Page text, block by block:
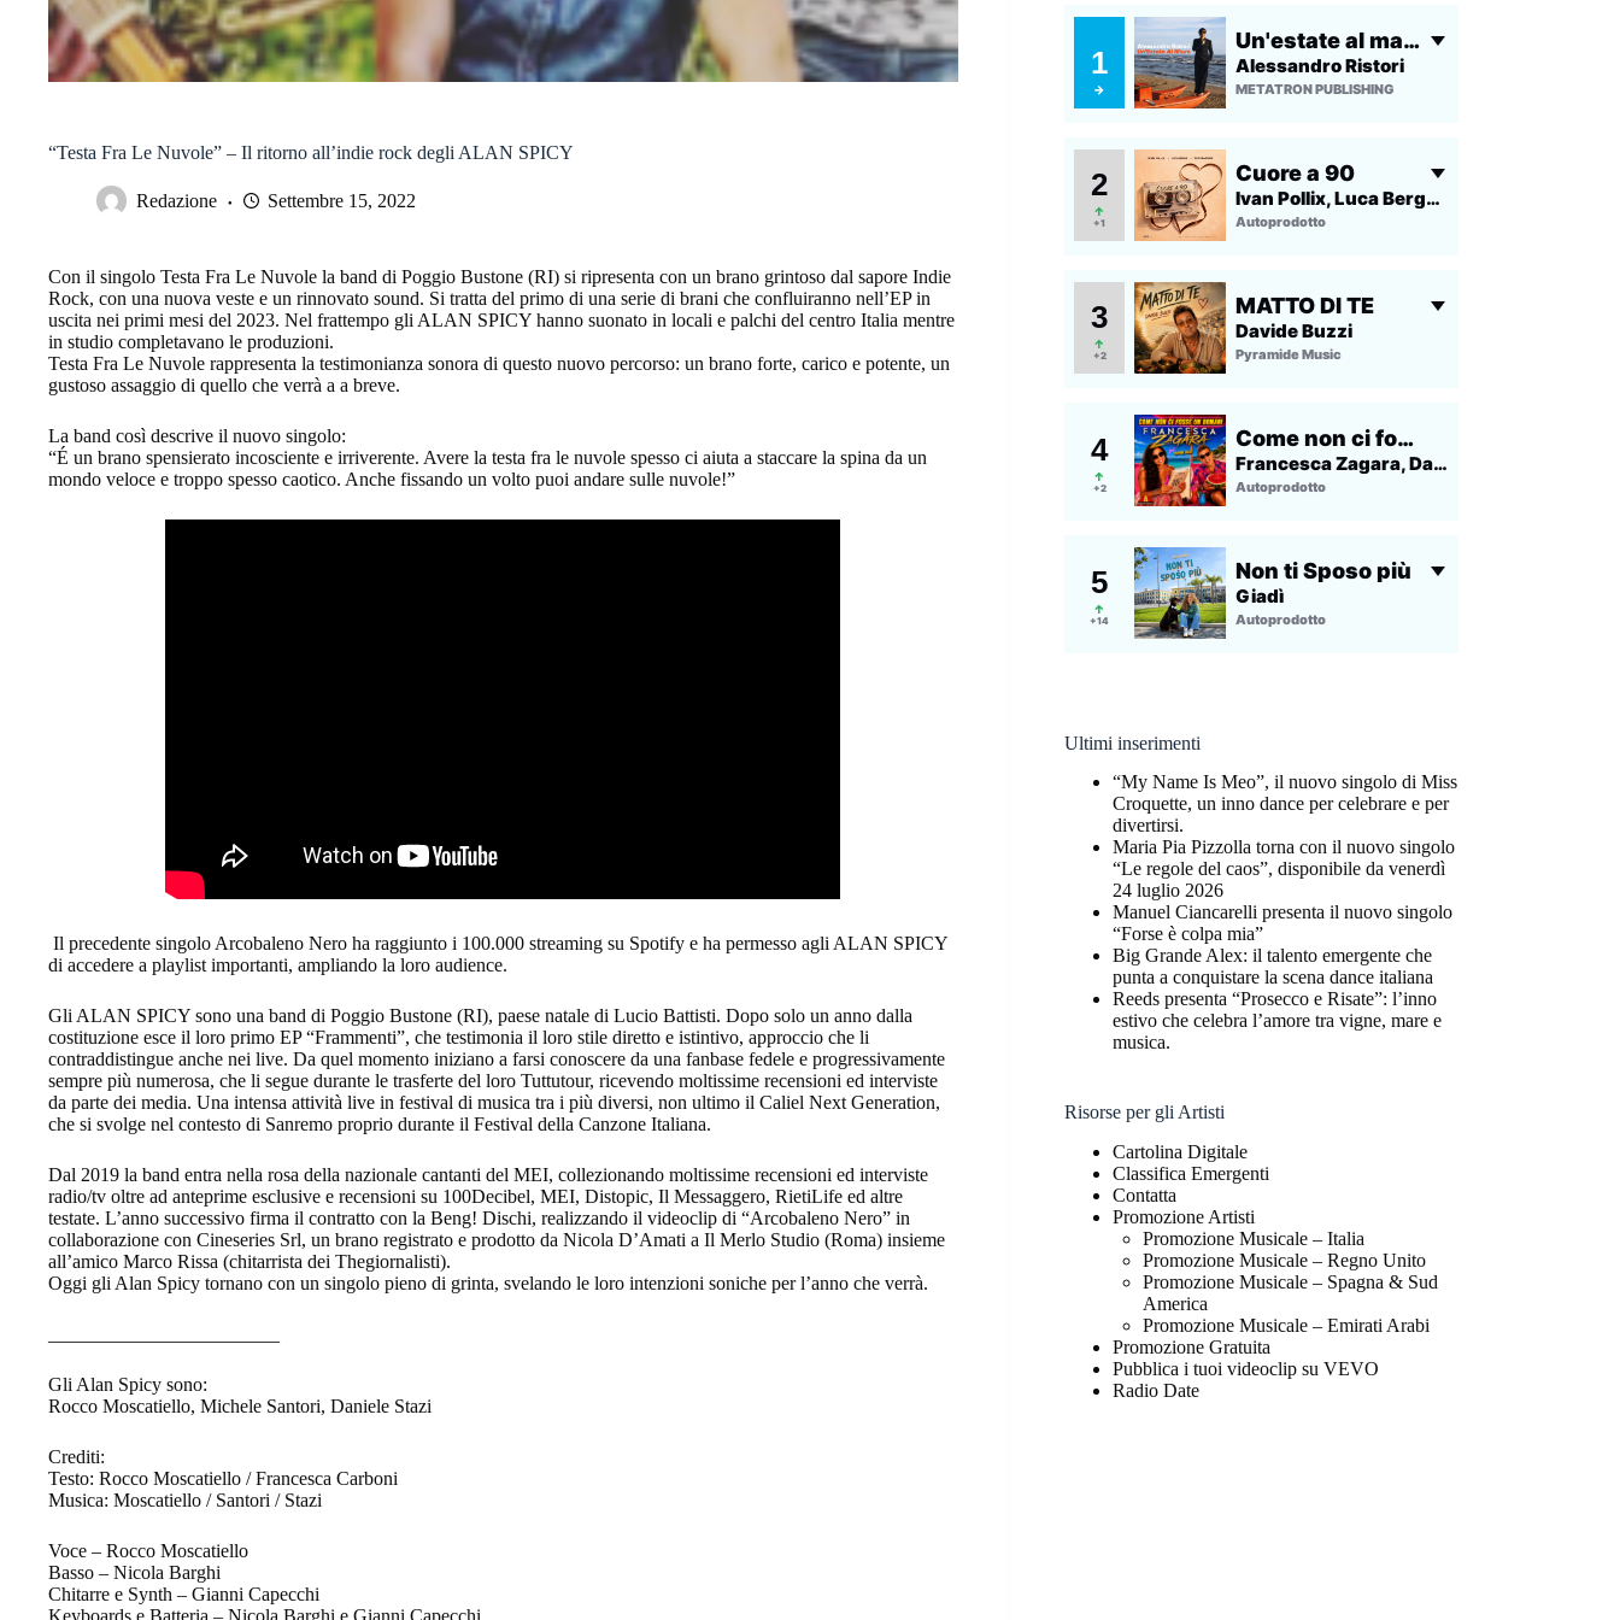
“Testa Fra Le Nuvole” – Il ritorno all’indie rock degli ALAN SPICY
Redazione Settembre 15, 2022
Con il singolo Testa Fra Le Nuvole la band di Poggio Bustone (RI) si ripresenta con un brano grintoso dal sapore Indie
Rock, con una nuova veste e un rinnovato sound. Si tratta del primo di una serie di brani che confluiranno nell’EP in
uscita nei primi mesi del 2023. Nel frattempo gli ALAN SPICY hanno suonato in locali e palchi del centro Italia mentre
in studio completavano le produzioni.
Testa Fra Le Nuvole rappresenta la testimonianza sonora di questo nuovo percorso: un brano forte, carico e potente, un
gustoso assaggio di quello che verrà a a breve.
La band così descrive il nuovo singolo:
“É un brano spensierato incosciente e irriverente. Avere la testa fra le nuvole spesso ci aiuta a staccare la spina da un
mondo veloce e troppo spesso caotico. Anche fissando un volto puoi andare sulle nuvole!”
Il precedente singolo Arcobaleno Nero ha raggiunto i 100.000 streaming su Spotify e ha permesso agli ALAN SPICY
di accedere a playlist importanti, ampliando la loro audience.
Gli ALAN SPICY sono una band di Poggio Bustone (RI), paese natale di Lucio Battisti. Dopo solo un anno dalla
costituzione esce il loro primo EP “Frammenti”, che testimonia il loro stile diretto e istintivo, approccio che li
contraddistingue anche nei live. Da quel momento iniziano a farsi conoscere da una fanbase fedele e progressivamente
sempre più numerosa, che li segue durante le trasferte del loro Tuttutour, ricevendo moltissime recensioni ed interviste
da parte dei media. Una intensa attività live in festival di musica tra i più diversi, non ultimo il Caliel Next Generation,
che si svolge nel contesto di Sanremo proprio durante il Festival della Canzone Italiana.
Dal 2019 la band entra nella rosa della nazionale cantanti del MEI, collezionando moltissime recensioni ed interviste
radio/tv oltre ad anteprime esclusive e recensioni su 100Decibel, MEI, Distopic, Il Messaggero, RietiLife ed altre
testate. L’anno successivo firma il contratto con la Beng! Dischi, realizzando il videoclip di “Arcobaleno Nero” in
collaborazione con Cineseries Srl, un brano registrato e prodotto da Nicola D’Amati a Il Merlo Studio (Roma) insieme
all’amico Marco Rissa (chitarrista dei Thegiornalisti).
Oggi gli Alan Spicy tornano con un singolo pieno di grinta, svelando le loro intenzioni soniche per l’anno che verrà.
Gli Alan Spicy sono:
Rocco Moscatiello, Michele Santori, Daniele Stazi
Crediti:
Testo: Rocco Moscatiello / Francesca Carboni
Musica: Moscatiello / Santori / Stazi
Voce – Rocco Moscatiello
Basso – Nicola Barghi
Chitarre e Synth – Gianni Capecchi
Keyboards e Batteria – Nicola Barghi e Gianni Capecchi
Ultimi inserimenti
“My Name Is Meo”, il nuovo singolo di Miss
Croquette, un inno dance per celebrare e per
divertirsi.
Maria Pia Pizzolla torna con il nuovo singolo
“Le regole del caos”, disponibile da venerdì
24 luglio 2026
Manuel Ciancarelli presenta il nuovo singolo
“Forse è colpa mia”
Big Grande Alex: il talento emergente che
punta a conquistare la scena dance italiana
Reeds presenta “Prosecco e Risate”: l’inno
estivo che celebra l’amore tra vigne, mare e
musica.
Risorse per gli Artisti
Cartolina Digitale
Classifica Emergenti
Contatta
Promozione Artisti
Promozione Musicale – Italia
Promozione Musicale – Regno Unito
Promozione Musicale – Spagna & Sud
America
Promozione Musicale – Emirati Arabi
Promozione Gratuita
Pubblica i tuoi videoclip su VEVO
Radio Date